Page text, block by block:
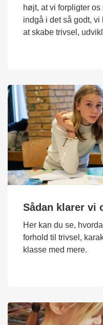
højt, at vi forpligter
indgå i det så godt,
at skabe trivsel,
Sådan klarer vi
Her kan du se,
forhold til trivsel,
klasse med mere.